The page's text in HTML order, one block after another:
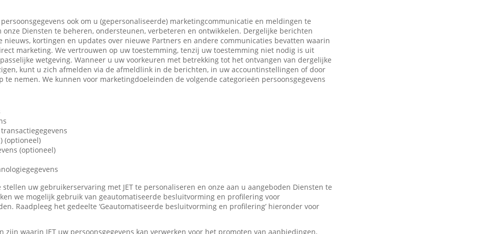
ook om u (gepersonaliseerde) marketingcommunicatie en meldingen te
onze Diensten te beheren, ondersteunen, verbeteren en ontwikkelen. Dergelijke berichten
nieuws, kortingen en updates over nieuwe Partners en andere communicaties bevatten waarin
marketing. We vertrouwen op uw toestemming, tenzij uw toestemming niet nodig is uit
wetgeving. Wanneer u uw voorkeuren met betrekking tot het ontvangen van dergelijke
kunt u zich afmelden via de afmeldlink in de berichten, in uw accountinstellingen of door
te nemen. We kunnen voor marketingdoeleinden de volgende categorieën persoonsgegevens
(optioneel)
(optioneel)
stellen uw gebruikerservaring met JET te personaliseren en onze aan u aangeboden Diensten te
we mogelijk gebruik van geautomatiseerde besluitvorming en profilering voor
Raadpleeg het gedeelte ‘Geautomatiseerde besluitvorming en profilering’ hieronder voor
zijn waarin JET uw persoonsgegevens kan verwerken voor het promoten van aanbiedingen,